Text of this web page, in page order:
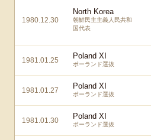
1980.12.30
North Korea
朝鮮民主主義人民共和
国代表
1981.01.25 Poland XI
ポーランド選抜
1981.01.27 Poland XI
ポーランド選抜
1981.01.30 Poland XI
ポーランド選抜